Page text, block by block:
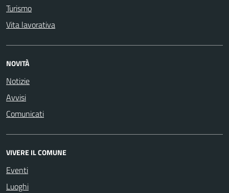
Turismo
Vita lavorativa
NOVITÀ
Notizie
Avvisi
Comunicati
VIVERE IL COMUNE
Eventi
Luoghi